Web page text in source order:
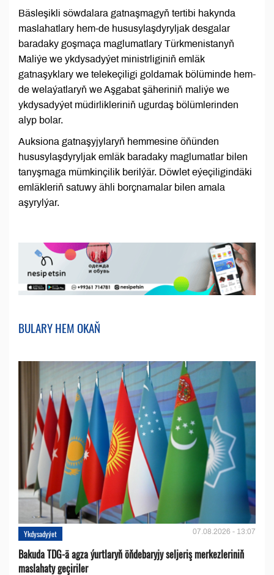
Bäsleşikli söwdalara gatnaşmagyň tertibi hakynda
maslahatlary hem-de hususylaşdyryljak desgalar
baradaky goşmaça maglumatlary Türkmenistanyň
Maliýe we ykdysadyýet ministrliginiň emläk
gatnaşyklary we telekeçiligi goldamak bölüminde hem-
de welaýatlaryň we Aşgabat şäheriniň maliýe we
ykdysadyýet müdirlikleriniň ugurdaş bölümlerinden
alyp bolar.
Auksiona gatnaşyjylaryň hemmesine öňünden
hususylaşdyryljak emläk baradaky maglumatlar bilen
tanyşmaga mümkinçilik berilýär. Döwlet eýeçiligindäki
emläkleriň satuwy ähli borçnamalar bilen amala
aşyrylýar.
BULARY HEM OKAŇ
Ykdysadyýet 07.08.2026 - 13:07
Bakuda TDG-ä agza ýurtlaryň öňdebaryjy seljeriş merkezleriniň
maslahaty geçiriler